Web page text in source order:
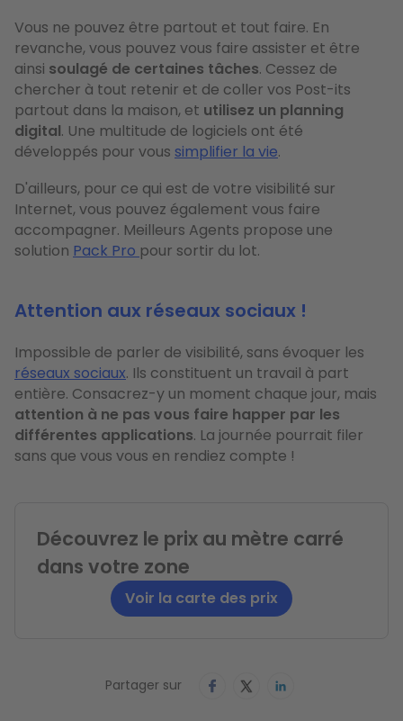
Vous ne pouvez être partout et tout faire. En
revanche, vous pouvez vous faire assister et être
ainsi soulagé de certaines tâches. Cessez de
chercher à tout retenir et de coller vos Post-its
partout dans la maison, et utilisez un planning
digital. Une multitude de logiciels ont été
développés pour vous simplifier la vie.
D'ailleurs, pour ce qui est de votre visibilité sur
Internet, vous pouvez également vous faire
accompagner. Meilleurs Agents propose une
solution Pack Pro pour sortir du lot.
Attention aux réseaux sociaux !
Impossible de parler de visibilité, sans évoquer les
réseaux sociaux. Ils constituent un travail à part
entière. Consacrez-y un moment chaque jour, mais
attention à ne pas vous faire happer par les
différentes applications. La journée pourrait filer
sans que vous vous en rendiez compte !
Découvrez le prix au mètre carré
dans votre zone
Voir la carte des prix
Partager sur